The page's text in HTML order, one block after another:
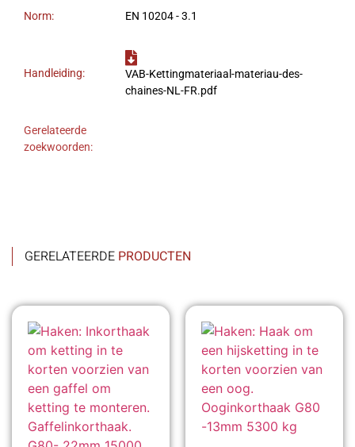
Norm: EN 10204 - 3.1
Handleiding:
VAB-Kettingmateriaal-materiau-des-
chaines-NL-FR.pdf
Gerelateerde
zoekwoorden:
GERELATEERDE PRODUCTEN